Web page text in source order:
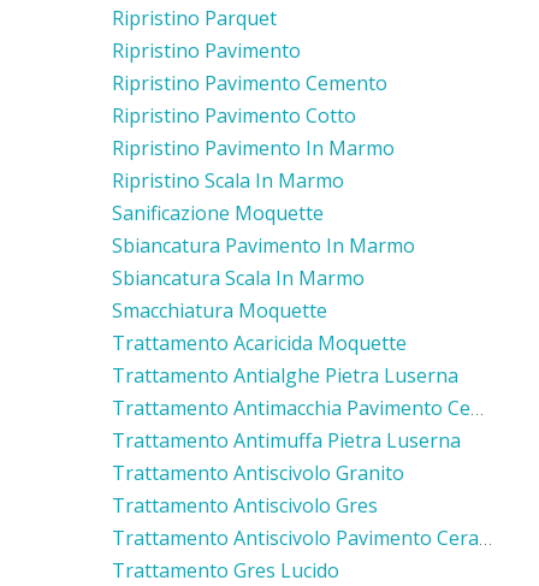
Ripristino Parquet
Ripristino Pavimento
Ripristino Pavimento Cemento
Ripristino Pavimento Cotto
Ripristino Pavimento In Marmo
Ripristino Scala In Marmo
Sanificazione Moquette
Sbiancatura Pavimento In Marmo
Sbiancatura Scala In Marmo
Smacchiatura Moquette
Trattamento Acaricida Moquette
Trattamento Antialghe Pietra Luserna
Trattamento Antimacchia Pavimento Cemento
Trattamento Antimuffa Pietra Luserna
Trattamento Antiscivolo Granito
Trattamento Antiscivolo Gres
Trattamento Antiscivolo Pavimento Ceramica
Trattamento Gres Lucido